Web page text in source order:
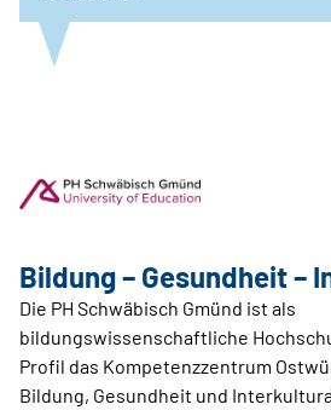
Bildung – Gesundheit –
Die PH Schwäbisch Gmünd ist als
bildungswissenschaftliche
Profil das Kompetenzzentrum
Bildung, Gesundheit und